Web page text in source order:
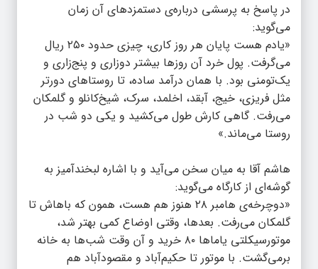
در پاسخ به پرسشی درباره‌ی دستمزدهای آن زمان
می‌گوید:
«یادم هست پایان هر روز کاری، چیزی حدود ۲۵۰ ریال
می‌گرفت. پول خرد آن روزها بیشتر دوزاری و پنج‌زاری و
یک‌تومنی بود. با همان درآمد ساده، تا روستاهای دورتر
مثل فریزی، خیج، آبقد، اخلمد، سرک، شیخ‌کانلو و گلمکان
می‌رفت. گاهی کارش طول می‌کشید و یکی دو شب در
روستا می‌ماند.»
هاشم آقا به میان سخن می‌آید و با اشاره لبخندآمیز به
گوشه‌ای از کارگاه می‌گوید:
«دوچرخه‌ی هامبر ۲۸ هنوز هم هست، همون که باهاش تا
گلمکان می‌رفت. بعدها، وقتی اوضاع کمی بهتر شد،
موتورسیکلتی یاماها ۸۰ خرید و آن وقت شب‌ها به خانه
برمی‌گشت. با موتور تا حکیم‌آباد و مقصودآباد هم